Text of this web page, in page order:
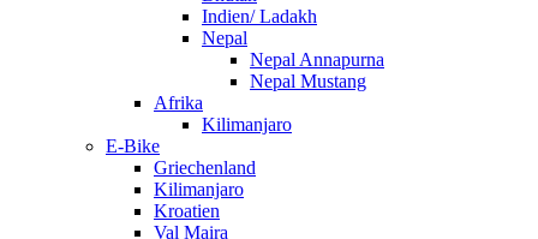
Indien/ Ladakh
Nepal
Nepal Annapurna
Nepal Mustang
Afrika
Kilimanjaro
E-Bike
Griechenland
Kilimanjaro
Kroatien
Val Maira